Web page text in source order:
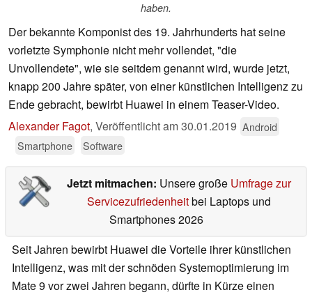
haben.
Der bekannte Komponist des 19. Jahrhunderts hat seine
vorletzte Symphonie nicht mehr vollendet, "die
Unvollendete", wie sie seitdem genannt wird, wurde jetzt,
knapp 200 Jahre später, von einer künstlichen Intelligenz zu
Ende gebracht, bewirbt Huawei in einem Teaser-Video.
Alexander Fagot, Veröffentlicht am30.01.2019 Android
Smartphone
Software
Jetzt mitmachen: Unsere große Umfrage zur
Servicezufriedenheitbei Laptops und
Smartphones 2026
Seit Jahren bewirbt Huawei die Vorteile ihrer künstlichen
Intelligenz, was mit der schnöden Systemoptimierung im
Mate 9 vor zwei Jahren begann, dürfte in Kürze einen